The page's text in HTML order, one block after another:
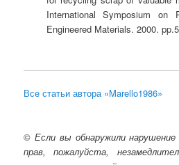
International Symposium
Engineered Materials. 2000.
Все статьи автора «Marello1986»
© Если вы обнаружили
прав, пожалуйста,